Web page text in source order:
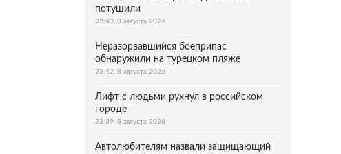
потушили
23:43, 8 августа 2026
Неразорвавшийся боеприпас
обнаружили на турецком пляже
23:42, 8 августа 2026
Лифт с людьми рухнул в российском
городе
23:39, 8 августа 2026
Автолюбителям назвали защищающий